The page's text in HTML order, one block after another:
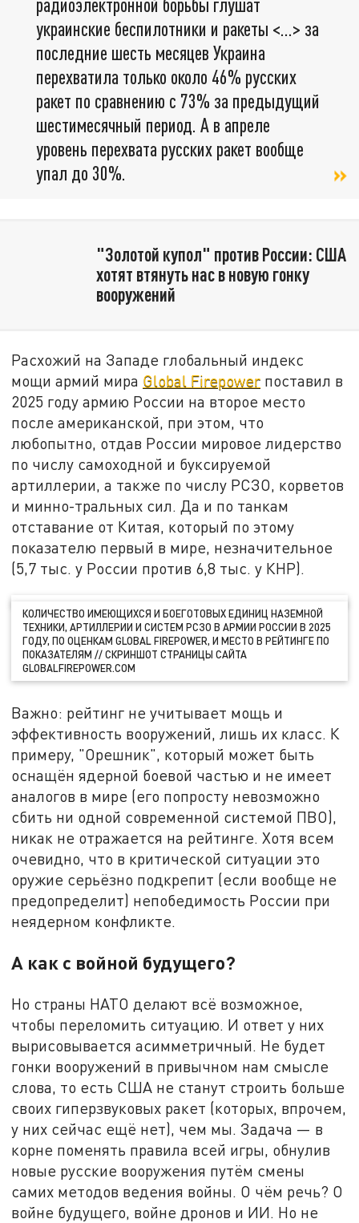
украинские беспилотники и ракеты <…> за
последние шесть месяцев Украина
перехватила только около 46% русских
ракет по сравнению с 73% за предыдущий
шестимесячный период. А в апреле
уровень перехвата русских ракет вообще
упал до 30%.
"Золотой купол" против России: США
хотят втянуть нас в новую гонку
вооружений
Расхожий на Западе глобальный индекс
мощи армий мира Global Firepower поставил в
2025 году армию России на второе место
после американской, при этом, что
любопытно, отдав России мировое лидерство
по числу самоходной и буксируемой
артиллерии, а также по числу РСЗО, корветов
и минно-тральных сил. Да и по танкам
отставание от Китая, который по этому
показателю первый в мире, незначительное
(5,7 тыс. у России против 6,8 тыс. у КНР).
КОЛИЧЕСТВО ИМЕЮЩИХСЯ И БОЕГОТОВЫХ ЕДИНИЦ НАЗЕМНОЙ
ТЕХНИКИ, АРТИЛЛЕРИИ И СИСТЕМ РСЗО В АРМИИ РОССИИ В 2025
ГОДУ, ПО ОЦЕНКАМ GLOBAL FIREPOWER, И МЕСТО В РЕЙТИНГЕ ПО
ПОКАЗАТЕЛЯМ // СКРИНШОТ СТРАНИЦЫ САЙТА
GLOBALFIREPOWER.COM
Важно: рейтинг не учитывает мощь и
эффективность вооружений, лишь их класс. К
примеру, "Орешник", который может быть
оснащён ядерной боевой частью и не имеет
аналогов в мире (его попросту невозможно
сбить ни одной современной системой ПВО),
никак не отражается на рейтинге. Хотя всем
очевидно, что в критической ситуации это
оружие серьёзно подкрепит (если вообще не
предопределит) непобедимость России при
неядерном конфликте.
А как с войной будущего?
Но страны НАТО делают всё возможное,
чтобы переломить ситуацию. И ответ у них
вырисовывается асимметричный. Не будет
гонки вооружений в привычном нам смысле
слова, то есть США не станут строить больше
своих гиперзвуковых ракет (которых, впрочем,
у них сейчас ещё нет), чем мы. Задача — в
корне поменять правила всей игры, обнулив
новые русские вооружения путём смены
самих методов ведения войны. О чём речь? О
войне будущего, войне дронов и ИИ. Но не